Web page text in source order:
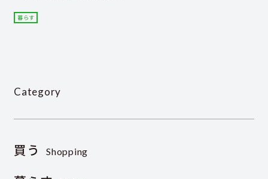
暮らす
Category
買う Shopping